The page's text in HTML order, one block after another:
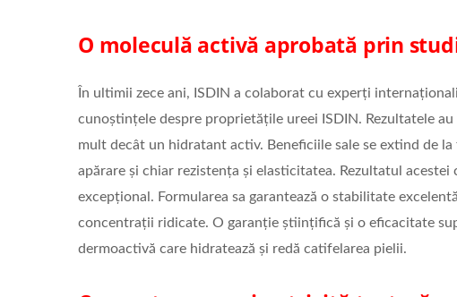
O moleculă activă aprobată prin
În ultimii zece ani, ISDIN a colaborat cu experți
cunoștințele despre proprietățile ureei ISDIN. Rezultatele
mult decât un hidratant activ. Beneficiile sale se extind de
apărare și chiar rezistența și elasticitatea. Rezultatul
excepțional. Formularea sa garantează o stabilitate
concentrații ridicate. O garanție științifică și o eficacitate
dermoactivă care hidratează și redă catifelarea pielii.